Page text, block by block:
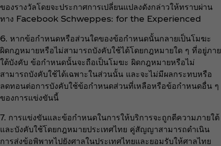
ของรางวัลโดยจะประกาศการเปลี่ยนแปลงดังกล่าวให้ทราบผ่าน
ทาง Facebook Schweppes: for the Experienced
6. หากข้อกำหนดหรือส่วนใดของข้อกำหนดนั้นกลายเป็นโมฆะ
ผิดกฎหมายหรือไม่สามารถบังคับใช้ได้โดยกฎหมายใด ๆ ที่อยู่ภาย
ใต้บังคับ ข้อกำหนดนั้นจะถือเป็นโมฆะ ผิดกฎหมายหรือไม่
สามารถบังคับใช้ได้เฉพาะในส่วนนั้น และจะไม่มีผลกระทบหรือ
ลดทอนต่อการบังคับใช้ข้อกำหนดส่วนที่เหลือหรือข้อกำหนดอื่น ๆ
ของการแข่งขันนี้
7. การแข่งขันและข้อกำหนดในการให้บริการจะถูกตีความภายใต้
และบังคับใช้โดยกฎหมายประเทศไทย คู่สัญญาสามารถดำเนิน
การส่งข้อพิพาทไปยังศาลในประเทศไทยและยอมรับให้ศาลไทย